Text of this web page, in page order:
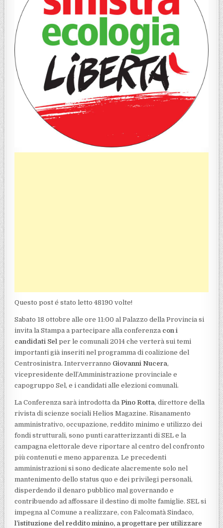
Questo post é stato letto 48190 volte!
Sabato 18 ottobre alle ore 11:00 al Palazzo della Provincia si
invita la Stampa a partecipare alla conferenza con i
candidati Sel per le comunali 2014 che verterà sui temi
importanti già inseriti nel programma di coalizione del
Centrosinistra. Interverranno Giovanni Nucera,
vicepresidente dell’Amministrazione provinciale e
capogruppo Sel, e i candidati alle elezioni comunali.
La Conferenza sarà introdotta da Pino Rotta, direttore della
rivista di scienze sociali Helios Magazine. Risanamento
amministrativo, occupazione, reddito minimo e utilizzo dei
fondi strutturali, sono punti caratterizzanti di SEL e la
campagna elettorale deve riportare al centro del confronto
più contenuti e meno apparenza. Le precedenti
amministrazioni si sono dedicate alacremente solo nel
mantenimento dello status quo e dei privilegi personali,
disperdendo il denaro pubblico mal governando e
contribuendo ad affossare il destino di molte famiglie. SEL si
impegna al Comune a realizzare, con Falcomatà Sindaco,
l’istituzione del reddito minino, a progettare per utilizzare